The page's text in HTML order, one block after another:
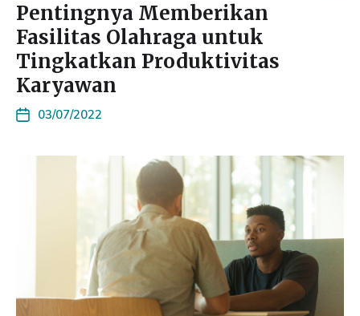
Pentingnya Memberikan
Fasilitas Olahraga untuk
Tingkatkan Produktivitas
Karyawan
03/07/2022